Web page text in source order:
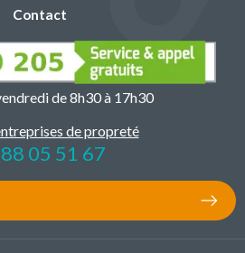
Contact
de 8h30 à 17h30
de propreté
05 51 67